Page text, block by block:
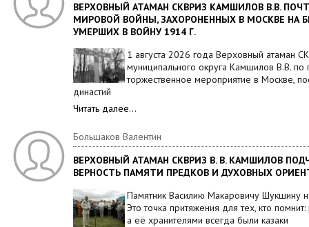
ВЕРХОВНЫЙ АТАМАН СКВРИЗ КАМШИЛОВ В.В.
МИРОВОЙ ВОЙНЫ, ЗАХОРОНЕННЫХ В МОСКВЕ НА
УМЕРШИХ В ВОЙНУ 1914 Г.
1 августа 2026 года Верховный атаман
муниципального округа Камшилов В.В.
торжественное мероприятие в Москве,
династий
Читать далее…
Большаков Валентин
ВЕРХОВНЫЙ АТАМАН СКВРИЗ В. В. КАМШИЛОВ
ВЕРНОСТЬ ПАМЯТИ ПРЕДКОВ И ДУХОВНЫХ
Памятник Василию Макаровичу Шукшину
Это точка притяжения для тех, кто
а её хранителями всегда были казаки